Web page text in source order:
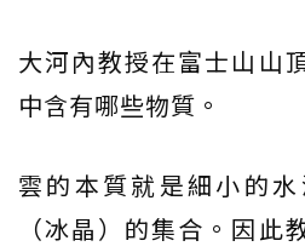
大河內教授在富士山山
中含有哪些物質。
雲的本質就是細小的
（冰晶）的集合。因此